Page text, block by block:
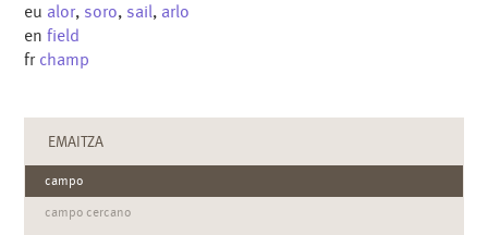
eu alor, soro, sail, arlo
enfield
fr champ
EMAITZA
campo
campo cercano